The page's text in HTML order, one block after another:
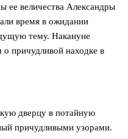
ее величества Александры
время в ожидании
тему. Накануне
причудливой находке в
дверцу в потайную
причудливыми узорами.